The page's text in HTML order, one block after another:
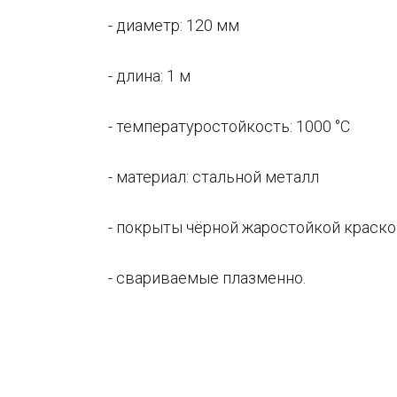
- диаметр: 120 мм
- длина: 1 м
- температуростойкость: 1000 °C
- материал: стальной металл
- покрыты чёрной жаростойкой
- свариваемые плазменно.